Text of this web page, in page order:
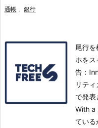
通帳 , 銀行
尾行
ホを
告：
リテ
で発
With a
てい